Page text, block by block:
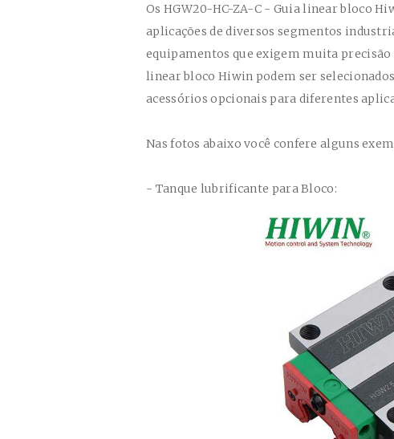
Os HGW20-HC-ZA-C- Guia linear bloco
aplicações de diversos segmentos
equipamentos que exigem muita precisão
linear bloco Hiwin podem ser
acessórios opcionais para diferentes
Nas fotos abaixo você confere alguns
- Tanque lubrificante para Bloco: